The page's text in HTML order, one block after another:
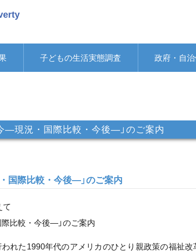
子どもの生活実態調査 政府・自
―現況・国際比較・今後―」のご案内
国際比較・今後―」のご案内
て
比較・今後―」のご案内
れた1990年代のアメリカのひとり親政策の福祉